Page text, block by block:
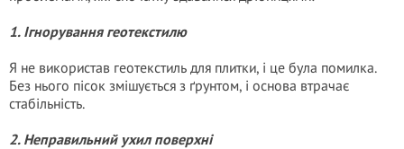
1. Ігнорування геотекстилю
Я не використав геотекстиль для плитки, і це була помилка.
Без нього пісок змішується з ґрунтом, і основа втрачає
стабільність.
2. Неправильний ухил поверхні